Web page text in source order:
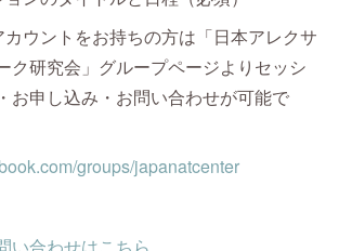
ウントをお持ちの方は「日本アレクサ
ク研究会」グループページよりセッシ
お申し込み・お問い合わせが可能で
groups/japanatcenter